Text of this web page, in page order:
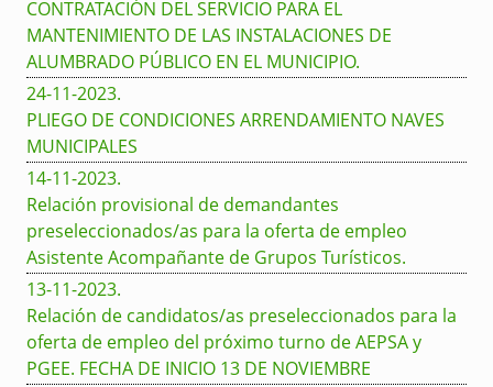
CONTRATACIÓN DEL SERVICIO PARA EL
MANTENIMIENTO DE LAS INSTALACIONES DE
ALUMBRADO PÚBLICO EN EL MUNICIPIO.
24-11-2023.
PLIEGO DE CONDICIONES ARRENDAMIENTO NAVES
MUNICIPALES
14-11-2023.
Relación provisional de demandantes
preseleccionados/as para la oferta de empleo
Asistente Acompañante de Grupos Turísticos.
13-11-2023.
Relación de candidatos/as preseleccionados para la
oferta de empleo del próximo turno de AEPSA y
PGEE. FECHA DE INICIO 13 DE NOVIEMBRE